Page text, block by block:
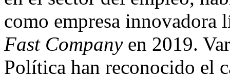
como empresa innovadora
Fast Company en 2019.
Política han reconocido el